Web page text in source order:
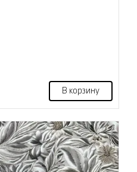
В корзину